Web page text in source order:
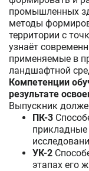
промышленных
методы
территории с
узнаёт
применяемые в
ландшафтной
Компетенции
результате
Выпускник
ПК-3
УК-2
этапах его